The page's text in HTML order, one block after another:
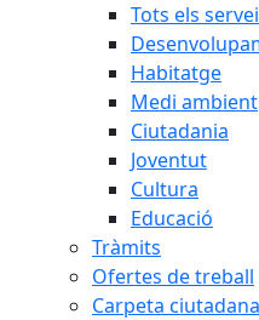
Tots els
Habitatge
Medi ambient
Ciutadania
Joventut
Cultura
Educació
Tràmits
Ofertes de treball
Carpeta ciutadana